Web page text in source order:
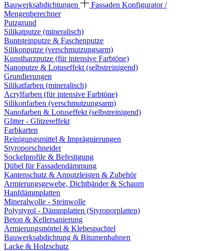
Bauwerksabdichtungen
Fassaden Konfigurator /
Mengenberechner
Putzgrund
Silikatputze (mineralisch)
Buntsteinputze & Faschenputze
Silikonputze (verschmutzungsarm)
Kunstharzputze (für intensive Farbtöne)
Nanoputze & Lotuseffekt (selbstreinigend)
Grundierungen
Silikatfarben (mineralisch)
Acrylfarben (für intensive Farbtöne)
Silikonfarben (verschmutzungsarm)
Nanofarben & Lotuseffekt (selbstreinigend)
Glitter - Glitzereffekt
Farbkarten
Reinigungsmittel & Imprägnierungen
Styroporschneider
Sockelprofile & Befestigung
Dübel für Fassadendämmung
Kantenschutz & Anputzleisten & Zubehör
Armierungsgewebe, Dichtbänder & Schaum
Hanfdämmplatten
Mineralwolle - Steinwolle
Polystyrol - Dämmplatten (Styroporplatten)
Beton & Kellersanierung
Armierungsmörtel & Klebespachtel
Bauwerksabdichtung & Bitumenbahnen
Lacke & Holzschutz